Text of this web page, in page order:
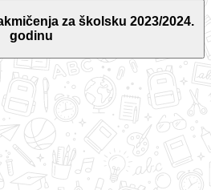
za školsku 2023/2024.
godinu